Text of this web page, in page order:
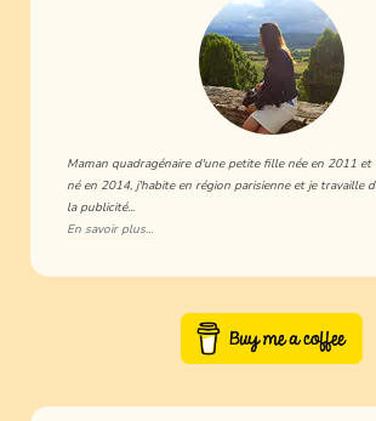
Maman quadragénaire d'une petite fille née en 2011
né en 2014, j'habite en région parisienne et je travaille
la publicité...
En savoir plus...